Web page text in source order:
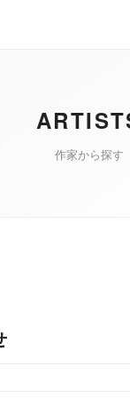
作家から探す